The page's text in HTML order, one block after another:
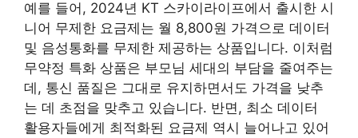
예를 들어, 2024년 KT 스카이라이프에서 출시한 시
니어 무제한 요금제는 월 8,800원 가격으로 데이터
및 음성통화를 무제한 제공하는 상품입니다. 이처럼
무약정 특화 상품은 부모님 세대의 부담을 줄여주는
데, 통신 품질은 그대로 유지하면서도 가격을 낮추
는 데 초점을 맞추고 있습니다. 반면, 최소 데이터
활용자들에게 최적화된 요금제 역시 늘어나고 있어